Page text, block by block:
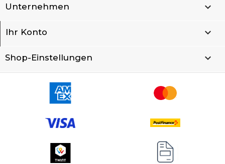
Unternehmen 
Ihr Konto 
Shop-Einstellungen keyboard_arrow_down